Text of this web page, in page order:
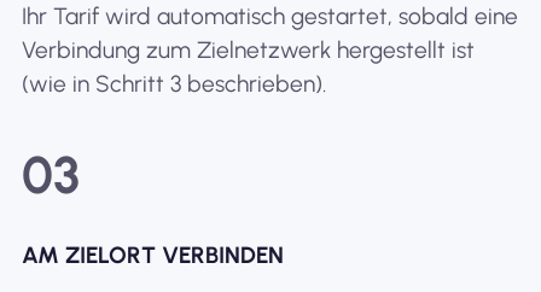
Ihr Tarif wird automatisch gestartet, sobald eine
Verbindung zum Zielnetzwerk hergestellt ist
(wie in Schritt 3 beschrieben).
03
AM ZIELORT VERBINDEN